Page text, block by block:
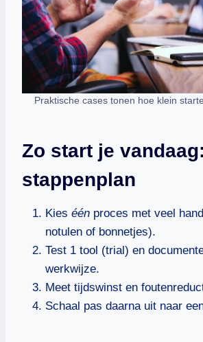
Praktische cases tonen hoe klein
Zo start je
stappenplan
Kies één proces met veel
notulen of bonnetjes).
Test 1 tool (trial) en
werkwijze.
Meet tijdswinst en
Schaal pas daarna uit naar